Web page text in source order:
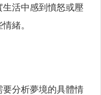
活中感到憤怒或壓
緒。
分析夢境的具體情